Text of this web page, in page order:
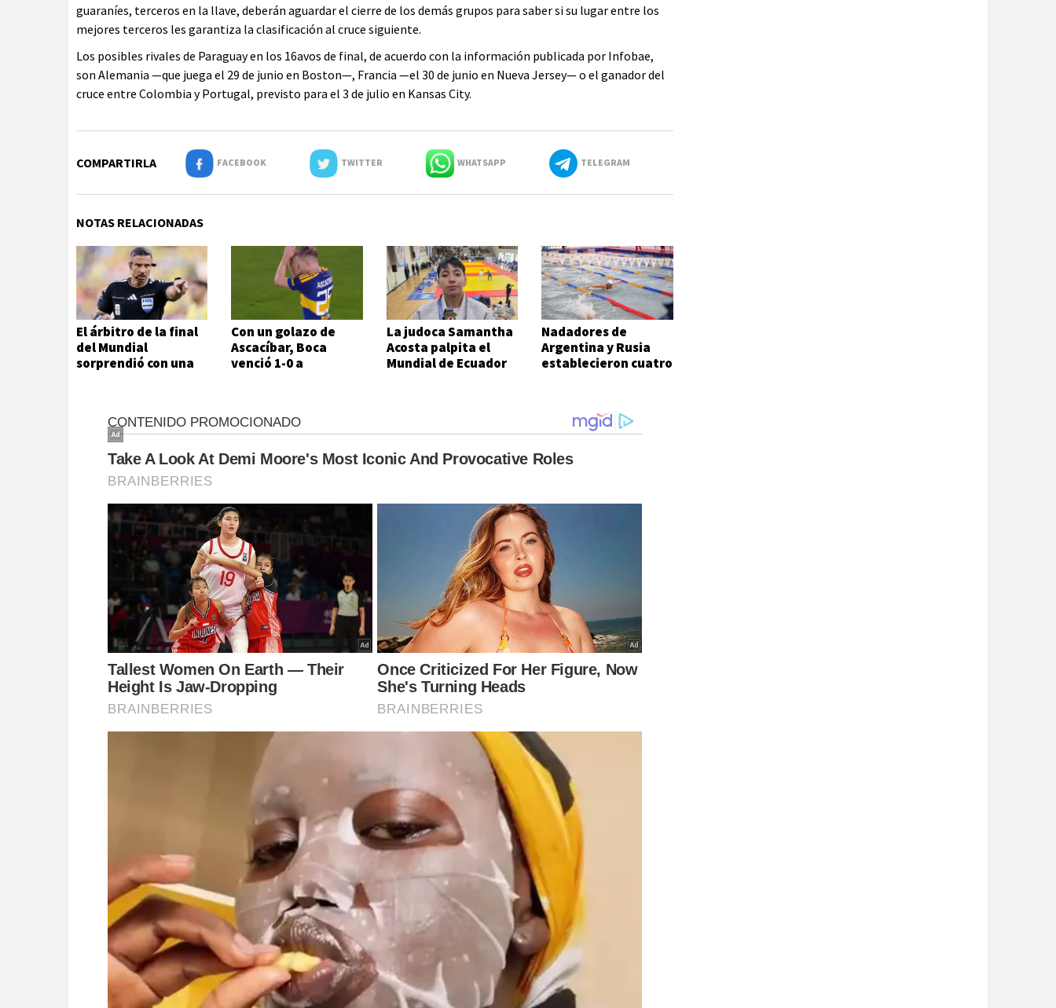
guaraníes, terceros en la llave, deberán aguardar el cierre de los demás grupos para saber si su lugar entre los
mejores terceros les garantiza la clasificación al cruce siguiente.
Los posibles rivales de Paraguay en los 16avos de final, de acuerdo con la información publicada por Infobae,
son Alemania —que juega el 29 de junio en Boston—, Francia —el 30 de junio en Nueva Jersey— o el ganador del
cruce entre Colombia y Portugal, previsto para el 3 de julio en Kansas City.
COMPARTIRLA FACEBOOK TWITTER WHATSAPP TELEGRAM
NOTAS RELACIONADAS
El árbitro de la final
del Mundial
sorprendió con una
Con un golazo de
Ascacíbar, Boca
venció 1-0 a
La judoca Samantha
Acosta palpita el
Mundial de Ecuador
Nadadores de
Argentina y Rusia
establecieron cuatro